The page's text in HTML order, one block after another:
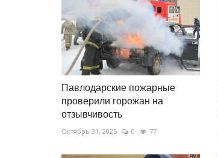
Павлодарские пожарные
проверили горожан на
отзывчивость
Октябрь 31, 2025 0 77